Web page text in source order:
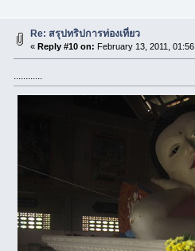
Re: สรุปทริปการท่องเที่ยว
« Reply #10 on: February 13, 2011,
............